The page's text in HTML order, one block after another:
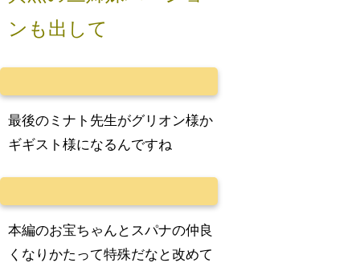
ンも出して
最後のミナト先生がグリオン様か
ギギスト様になるんですね
本編のお宝ちゃんとスパナの仲良
くなりかたって特殊だなと改めて